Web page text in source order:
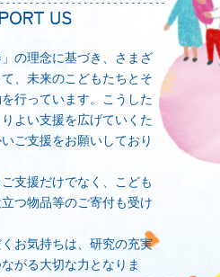
の理念に基づき、さまざ
、未来のこどもたちとそ
行っています。こうした
よい支援を広げていくた
ご支援をお願いしており
支援だけでなく、こども
つ物品等のご寄付も受け
お気持ちは、研究の充実
がる大切な力となりま